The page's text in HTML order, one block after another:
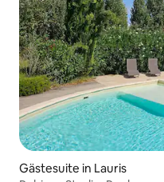
Gästesuite in Lauris